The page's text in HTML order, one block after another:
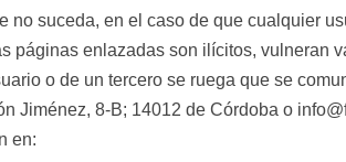
suceda, en el caso de que cualquier
páginas enlazadas son ilícitos, vulneran
o de un tercero se ruega que se
Jiménez, 8-B; 14012 de Córdoba o
en: